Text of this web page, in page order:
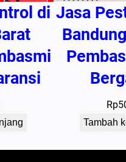
di Jasa
Rp
Tambah